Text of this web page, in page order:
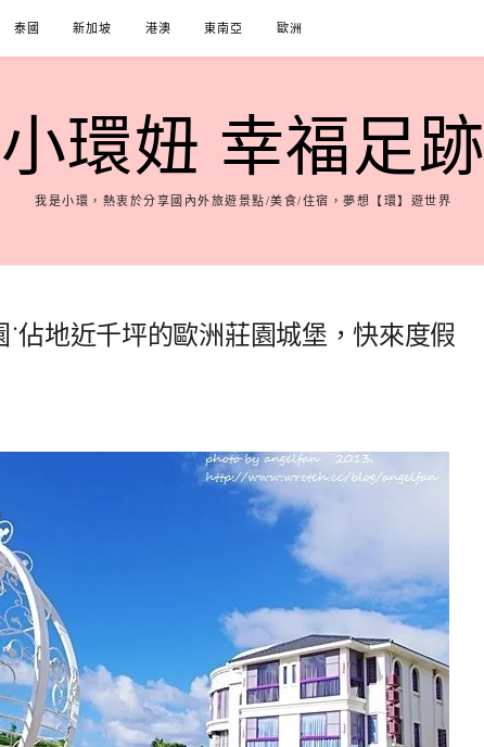
泰國 新加坡 港澳 東南亞 歐洲
小環妞 幸福足跡
我是小環，熱衷於分享國內外旅遊景點/美食/住宿，夢想【環】遊世界
佔地近千坪的歐洲莊園城堡，快來度假